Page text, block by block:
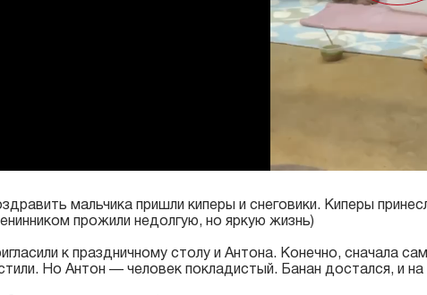
мальчика пришли киперы и снеговики. Киперы
прожили недолгую, но яркую жизнь)
к праздничному столу и Антона. Конечно, сначала
Но Антон — человек покладистый. Банан достался, и